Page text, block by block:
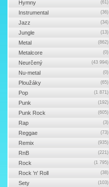
Hymny (61)
Instrumental (36)
Jazz (34)
Jungle (13)
Metal (862)
Metalcore (0)
Neurčený (43 994)
Nu-metal (0)
Ploužáky (65)
Pop (1 871)
Punk (192)
Punk Rock (605)
Rap (3)
Reggae (73)
Remix (935)
RnB (221)
Rock (1 795)
Rock 'n' Roll (38)
Sety (103)